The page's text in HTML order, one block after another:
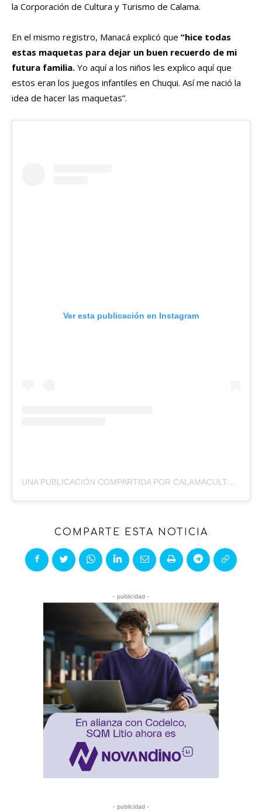
la Corporación de Cultura y Turismo de Calama.
En el mismo registro, Manacá explicó que “hice todas
estas maquetas para dejar un buen recuerdo de mi
futura familia. Yo aquí a los niños les explico aquí que
estos eran los juegos infantiles en Chuqui. Así me nació la
idea de hacer las maquetas”.
Ver esta publicación en Instagram
UNA PUBLICACIÓN COMPARTIDA POR CALAMACULTURAL (@CALAMACULTURAL)
COMPARTE ESTA NOTICIA
- publicidad -
- publicidad -